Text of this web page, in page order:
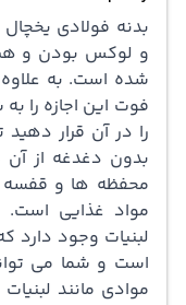
و لوکس بودن و
فوت این اجازه را
را در آن قرار دهید
بدون دغدغه از آن
محفظه ها و قفسه
مواد غذایی
لبنیات وجود
است و شما می
موادی مانند